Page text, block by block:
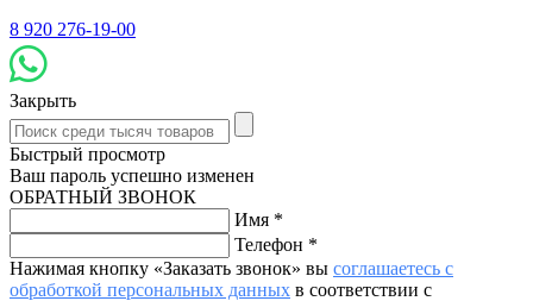
8 920 276-19-00
Закрыть
Быстрый просмотр
Ваш пароль успешно изменен
ОБРАТНЫЙ ЗВОНОК
Имя *
Телефон *
Нажимая кнопку «Заказать звонок» вы соглашаетесь с
обработкой персональных данных в соответствии с